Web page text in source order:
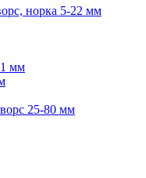
норка 5-22 мм
мм
25-80 мм